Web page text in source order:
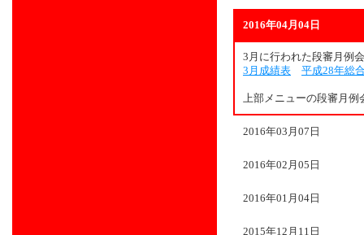
2016年04月04日
3月に行われた段審月例
3月成績表
平成28年総
上部メニューの段審月例
2016年03月07日
2016年02月05日
2016年01月04日
2015年12月11日